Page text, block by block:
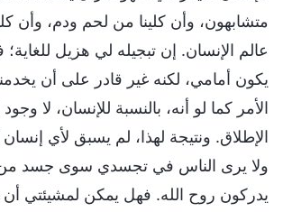
متشابهون، وأن كلينا من لحم ودم، وأن
عالم الإنسان. إن تبجيله لي هزيل
يكون أمامي، لكنه غير قادر على أن
الأمر كما لو أنه، بالنسبة للإنسان، لا
الإطلاق. ونتيجة لهذا، لم يسبق لأي
ولا يرى الناس في تجسدي سوى جسد من
يدركون روح الله. فهل يمكن لمشيئتي أن